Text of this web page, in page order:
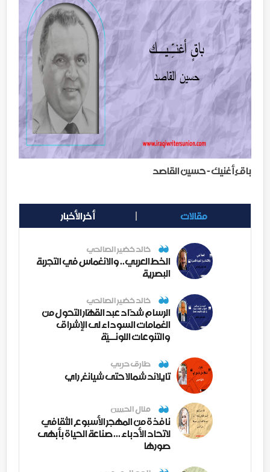
باقٍ أغنيك - حسين القاصد
مقالات أخر الأخبار
خالد خضير الصالحي
الخط العربي.. والانغماس في التجربة
البصرية
خالد خضير الصالحي
الرسام شدّاد عبد القهّار التحول من
الغمامات السوداء لى الإشراق
والتنوعات اللونــيّة
طارق حربي
تايلاند شمالا حتى شيانغ راي
منال الحسن
نافذة من المهجر الأسبوع الثقافي
لاتحاد الأدباء ... صناعة الحياة بأبهى
صورها